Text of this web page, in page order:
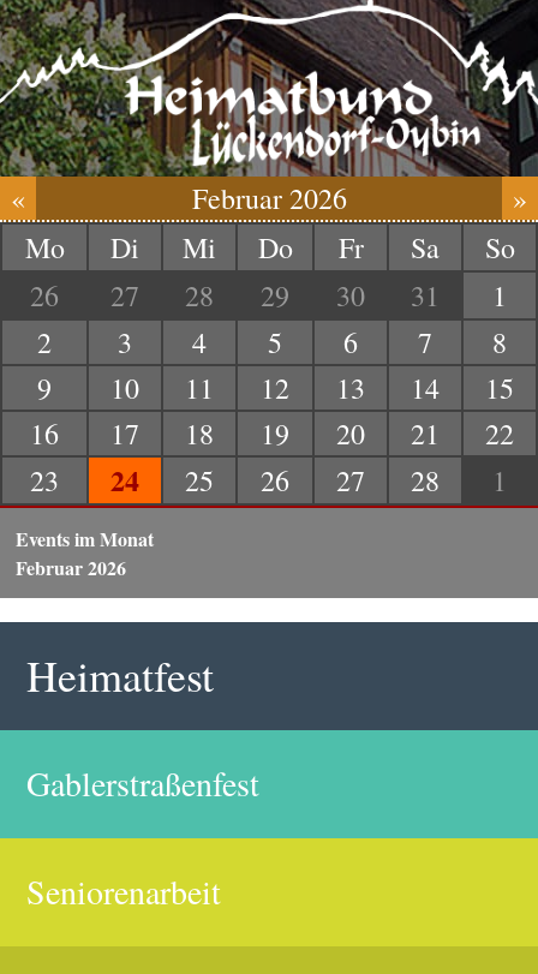
« Februar 2026
»
Mo
Di Mi Do Fr Sa
So
26
27 28 29 30 31
1
2
3 4 5 6 7
8
9
10 11 12 13 14
15
16
17 18 19 20 21
22
23
24 25 26 27 28 1
Events im Monat
Februar 2026
Heimatfest
Gablerstraßenfest
Seniorenarbeit